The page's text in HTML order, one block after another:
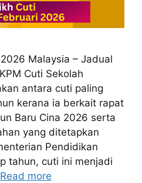
Malaysia – Jadual
Cuti Sekolah
antara cuti paling
kerana ia berkait rapat
Baru Cina 2026 serta
yang ditetapkan
Pendidikan
tahun, cuti ini menjadi
Read more